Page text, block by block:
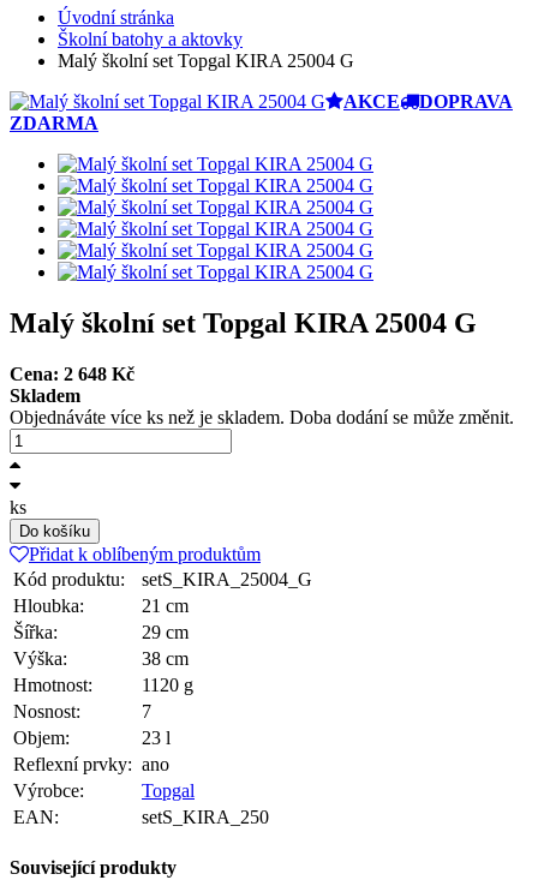
Úvodní stránka
Školní batohy a aktovky
Malý školní set Topgal KIRA 25004 G
AKCE
DOPRAVA
ZDARMA
Malý školní set Topgal KIRA 25004 G
Cena: 2 648 Kč
Skladem
Objednáváte více ks než je skladem. Doba dodání se může změnit.
ks
Do košíku
Přidat k oblíbeným produktům
Kód produktu:
setS_KIRA_25004_G
Hloubka:
21 cm
Šířka:
29 cm
Výška:
38 cm
Hmotnost:
1120 g
Nosnost:
7
Objem:
23 l
Reflexní prvky: ano
Výrobce:
Topgal
EAN:
setS_KIRA_250
Související produkty